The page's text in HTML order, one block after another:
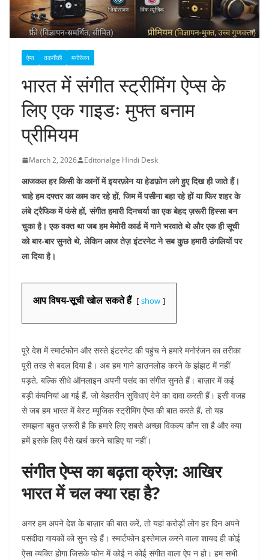
ऐप्स तकनीकी मनोरंजन
भारत में संगीत स्ट्रीमिंग ऐप्स के
लिए एक गाइडः मुफ्त बनाम
प्रीमियम
March 2, 2026 Editorialge Hindi Desk
आजकल हर किसी के कानों में इयरफ़ोन या हेडफ़ोन लगे हुए दिख ही जाते हैं।
चाहे हम दफ्तर का काम कर रहे हों, जिम में पसीना बहा रहे हों या फिर शहर के
लंबे ट्रैफिक में फंसे हों, संगीत हमारी दिनचर्या का एक बेहद ज़रूरी हिस्सा बन
चुका है। एक वक्त था जब हम मेमोरी कार्ड में गाने भरवाते थे और एक ही सूची
को बार-बार सुनते थे, लेकिन आज तेज़ इंटरनेट ने सब कुछ हमारी उंगलियों पर
ला दिया है।
आप विषय-सूची खोल सकते हैं show
पूरे देश में स्मार्टफोन और सस्ते इंटरनेट की पहुंच ने हमारे मनोरंजन का तरीका
पूरी तरह से बदल दिया है। अब हम गाने डाउनलोड करने के झंझट में नहीं
पड़ते, बल्कि सीधे ऑनलाइन अपनी पसंद का संगीत सुनते हैं। बाज़ार में कई
बड़ी कंपनियां आ गई हैं, जो बेहतरीन सुविधाएं देने का दावा करती हैं। इसी वजह
से जब हम भारत में बेस्ट म्यूजिक स्ट्रीमिंग ऐप्स की बात करते हैं, तो यह
समझना बहुत ज़रूरी है कि हमारे लिए सबसे अच्छा विकल्प कौन सा है और क्या
हमें इसके लिए पैसे खर्च करने चाहिए या नहीं।
संगीत ऐप्स का बढ़ता क्रेज़: आखिर
भारत में चल क्या रहा है?
अगर हम अपने देश के बाज़ार की बात करें, तो यहां करोड़ों लोग हर दिन अपने
पसंदीदा गायकों को सुन रहे हैं। स्मार्टफोन इस्तेमाल करने वाला शायद ही कोई
ऐसा व्यक्ति होगा जिसके फोन में कोई न कोई संगीत वाला ऐप न हो। हम सभी